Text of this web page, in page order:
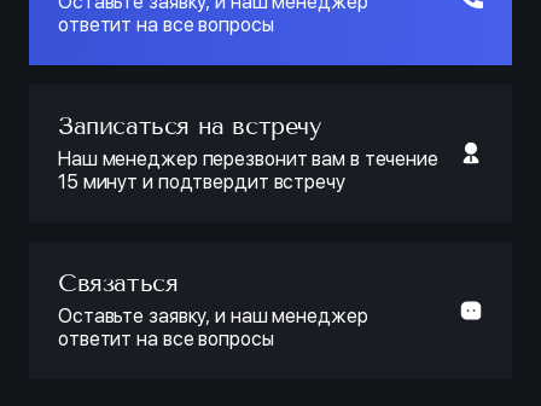
ответит на все вопросы
Записаться на встречу
Наш менеджер перезвонит вам в течение
15 минут и подтвердит встречу
Связаться
Оставьте заявку, и наш менеджер
ответит на все вопросы